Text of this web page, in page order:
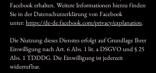
Facebook erhalten. Weitere Informationen hierzu finden
Sie in der Datenschutzerklärung von Facebook
unter:https://de-de.facebook.com/privacy/explanation.
Die Nutzung dieses Dienstes erfolgt auf Grundlage Ihrer
Einwilligung nach Art. 6 Abs. 1 lit. a DSGVO und § 25
Abs. 1 TDDDG. Die Einwilligung ist jederzeit
widerrufbar.